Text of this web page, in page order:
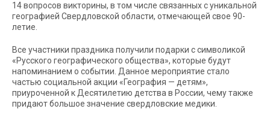
14 вопросов викторины, в том числе связанных с уникальной
географией Свердловской области, отмечающей свое 90-
летие.
Все участники праздника получили подарки с символикой
«Русского географического общества», которые будут
напоминанием о событии. Данное мероприятие стало
частью социальной акции «География — детям»,
приуроченной к Десятилетию детства в России, чему также
придают большое значение свердловские медики.